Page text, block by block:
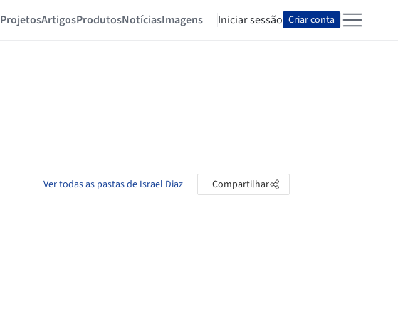
ProjetosArtigosProdutosNotíciasImagens Iniciar sessão Criar conta
Ver todas as pastas de Israel Diaz Compartilhar